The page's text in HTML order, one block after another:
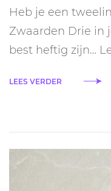
Heb je een
Zwaarden Drie in
best heftig zijn…
LEES VERDER